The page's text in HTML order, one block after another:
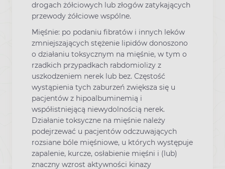
drogach żółciowych lub złogów zatykających
przewody żółciowe wspólne.
Mięśnie: po podaniu fibratów i innych leków
zmniejszających stężenie lipidów donoszono
o działaniu toksycznym na mięśnie, w tym o
rzadkich przypadkach rabdomiolizy z
uszkodzeniem nerek lub bez. Częstość
wystąpienia tych zaburzeń zwiększa się u
pacjentów z hipoalbuminemią i
współistniejącą niewydolnością nerek.
Działanie toksyczne na mięśnie należy
podejrzewać u pacjentów odczuwających
rozsiane bóle mięśniowe, u których występuje
zapalenie, kurcze, osłabienie mięśni i (lub)
znaczny wzrost aktywności kinazy